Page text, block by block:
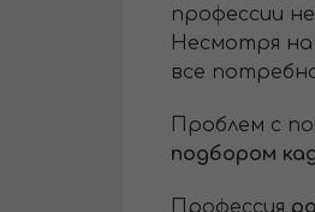
профессии
Несмотря
все
Проблем с
подбором